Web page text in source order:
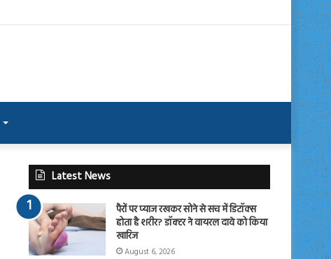
Latest News
पैरों पर प्याज रखकर सोने से सच में डिटॉक्स
होता है शरीर? डॉक्टर ने वायरल दावे को किया
खारिज
August 6, 2026